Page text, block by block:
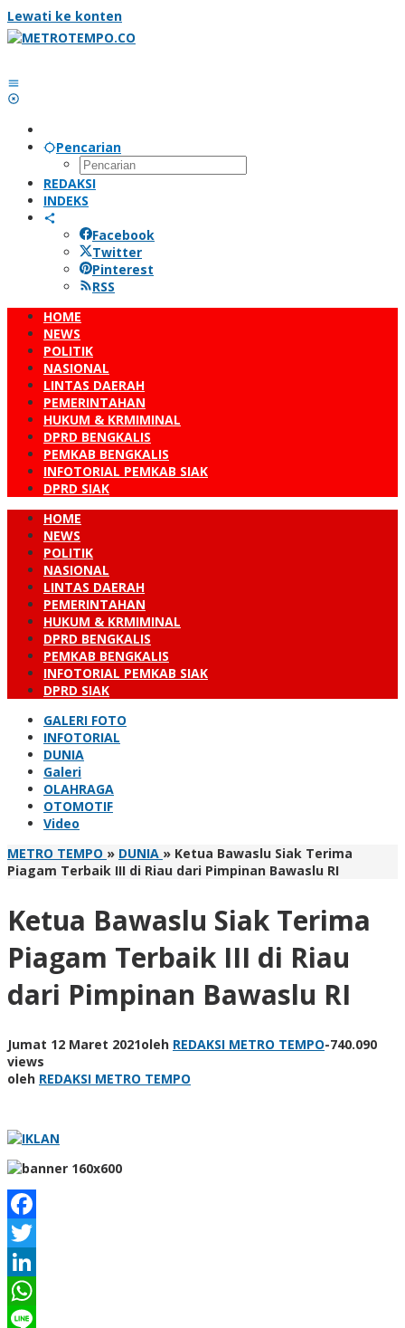
Lewati ke konten
Pencarian
REDAKSI
INDEKS
Facebook
Twitter
Pinterest
RSS
HOME
NEWS
POLITIK
NASIONAL
LINTAS DAERAH
PEMERINTAHAN
HUKUM & KRMIMINAL
DPRD BENGKALIS
PEMKAB BENGKALIS
INFOTORIAL PEMKAB SIAK
DPRD SIAK
HOME
NEWS
POLITIK
NASIONAL
LINTAS DAERAH
PEMERINTAHAN
HUKUM & KRMIMINAL
DPRD BENGKALIS
PEMKAB BENGKALIS
INFOTORIAL PEMKAB SIAK
DPRD SIAK
GALERI FOTO
INFOTORIAL
DUNIA
Galeri
OLAHRAGA
OTOMOTIF
Video
METRO TEMPO » DUNIA » Ketua Bawaslu Siak Terima
Piagam Terbaik III di Riau dari Pimpinan Bawaslu RI
Ketua Bawaslu Siak Terima
Piagam Terbaik III di Riau
dari Pimpinan Bawaslu RI
Jumat 12 Maret 2021oleh REDAKSI METRO TEMPO-740.090
views
oleh REDAKSI METRO TEMPO
Facebook
Twitter
LinkedIn
WhatsApp